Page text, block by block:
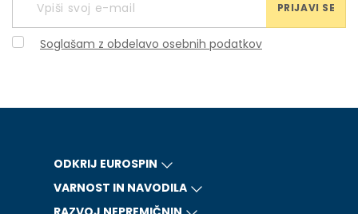
PRIJAVI SE
Soglašam z obdelavo osebnih podatkov
ODKRIJ EUROSPIN
VARNOST IN NAVODILA